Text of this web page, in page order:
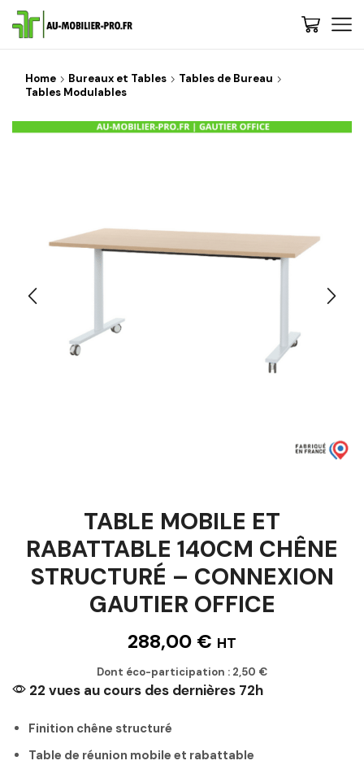
Home Bureaux et Tables
Tables de Bureau
Tables Modulables
TABLE MOBILE ET
RABATTABLE 140CM CHÊNE
STRUCTURÉ – CONNEXION
GAUTIER OFFICE
288,00 € HT
Dont éco-participation : 2,50 €
22 vues au cours des dernières 72h
Finition chêne structuré
Table de réunion mobile et rabattable